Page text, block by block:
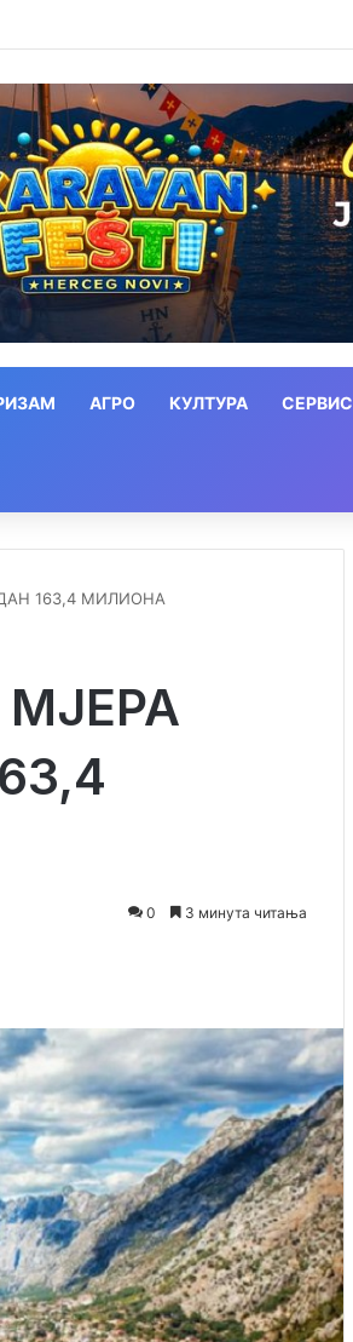
АГРО КУЛТУРА СЕРВИС
163,4 МИЛИОНА
0 3 минута читања